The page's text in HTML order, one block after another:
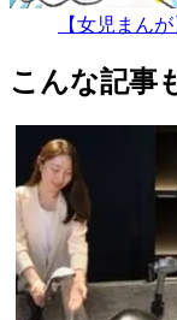
【女児まん
こんな記事